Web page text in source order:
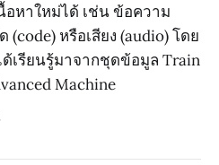
อหาใหม่ได้ เช่น ข้อความ
(code) หรือเสียง (audio) โดย
เรียนรู้มาจากชุดข้อมูล Train
Machine